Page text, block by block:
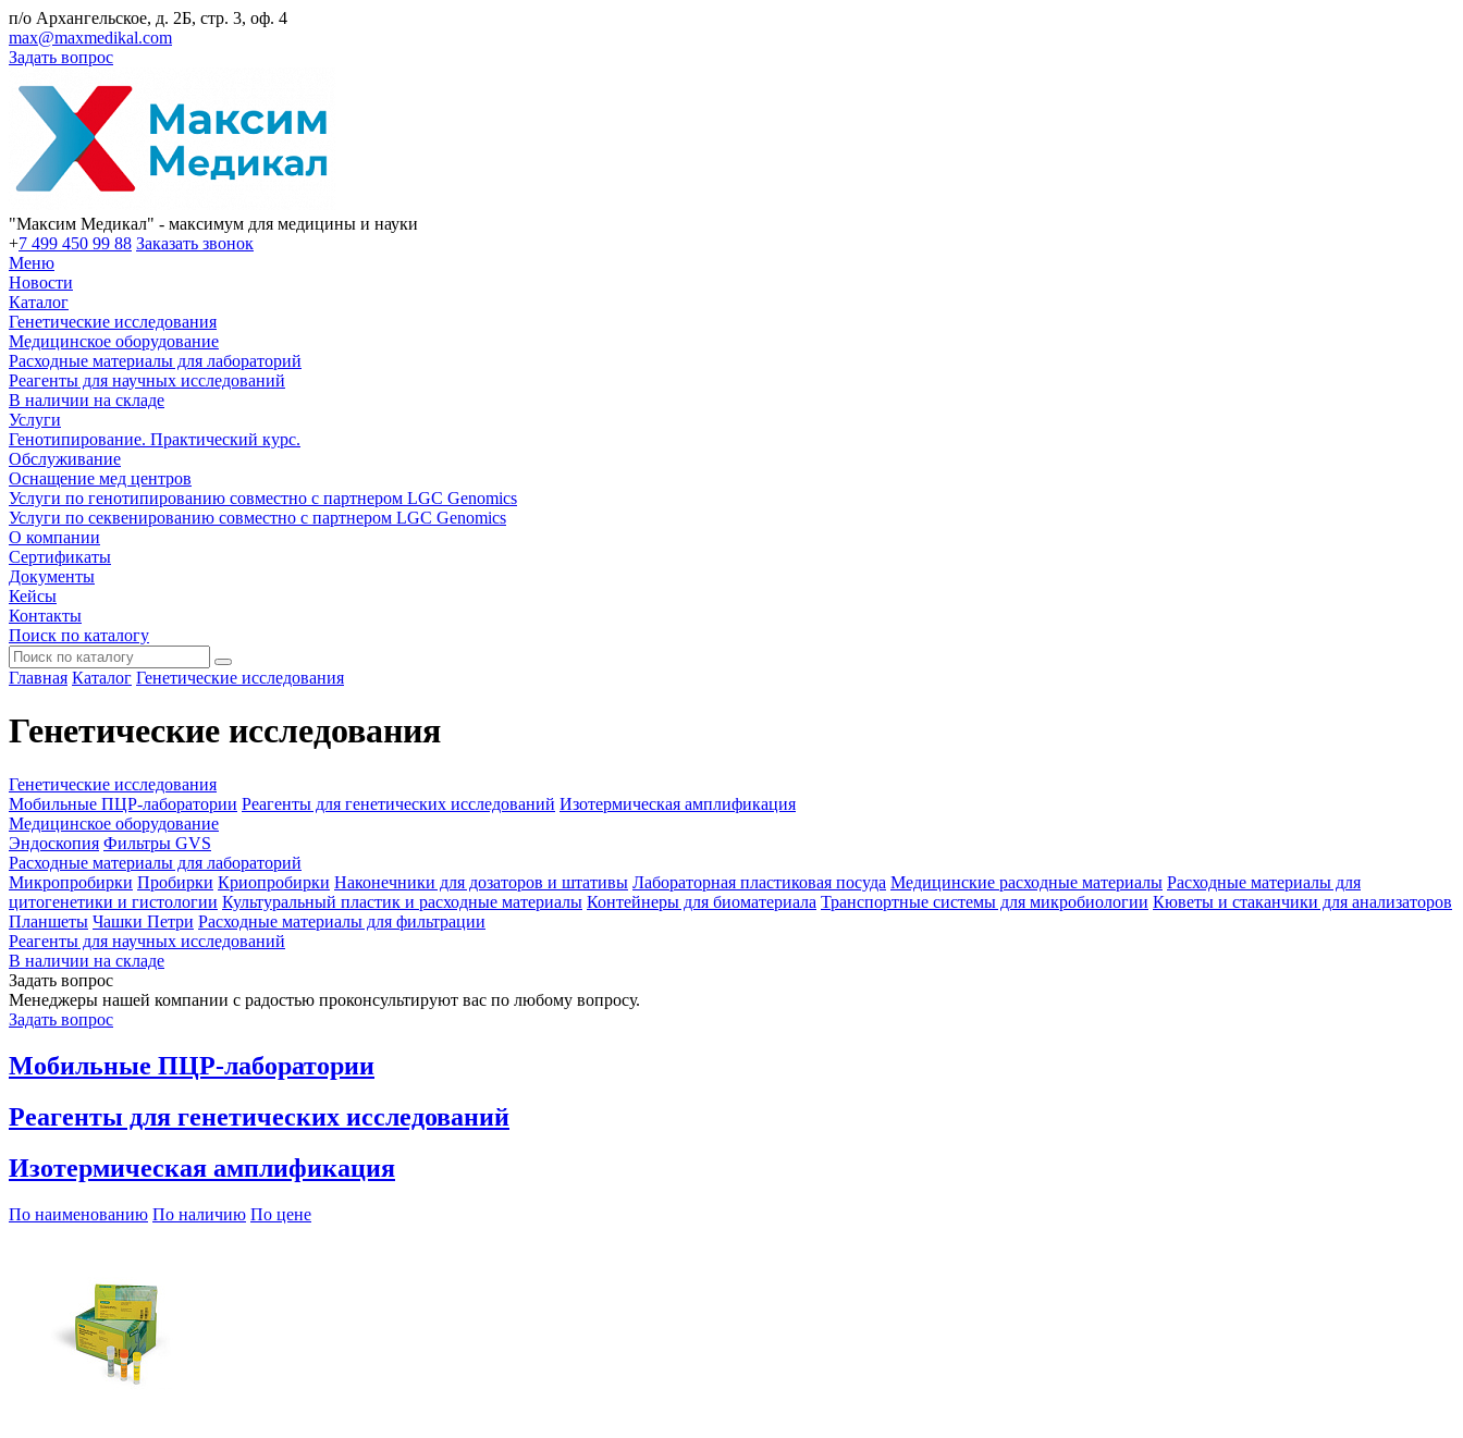
п/о Архангельское, д. 2Б, стр. 3, оф. 4
max@maxmedikal.com
Задать вопрос
"Максим Медикал" - максимум для медицины и науки
+7 499 450 99 88 Заказать звонок
Меню
Новости
Каталог
Генетические исследования
Медицинское оборудование
Расходные материалы для лабораторий
Реагенты для научных исследований
В наличии на складе
Услуги
Генотипирование. Практический курс.
Обслуживание
Оснащение мед центров
Услуги по генотипированию совместно с партнером LGC Genomics
Услуги по секвенированию совместно с партнером LGC Genomics
О компании
Сертификаты
Документы
Кейсы
Контакты
Поиск по каталогу
Главная Каталог Генетические исследования
Генетические исследования
Генетические исследования
Мобильные ПЦР-лаборатории Реагенты для генетических исследований Изотермическая амплификация
Медицинское оборудование
Эндоскопия Фильтры GVS
Расходные материалы для лабораторий
Микропробирки Пробирки Криопробирки Наконечники для дозаторов и штативы Лабораторная пластиковая посуда Медицинские расходные материалы Расходные материалы для
цитогенетики и гистологии Культуральный пластик и расходные материалы Контейнеры для биоматериала Транспортные системы для микробиологии Кюветы и стаканчики для анализаторов
Планшеты Чашки Петри Расходные материалы для фильтрации
Реагенты для научных исследований
В наличии на складе
Задать вопрос
Менеджеры нашей компании с радостью проконсультируют вас по любому вопросу.
Задать вопрос
Мобильные ПЦР-лаборатории
Реагенты для генетических исследований
Изотермическая амплификация
По наименованию По наличию По цене